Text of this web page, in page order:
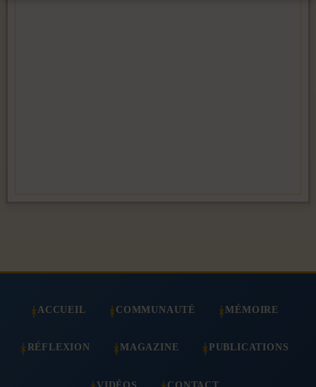
ACCUEIL COMMUNAUTÉ MÉMOIRE
RÉFLEXION MAGAZINE PUBLICATIONS